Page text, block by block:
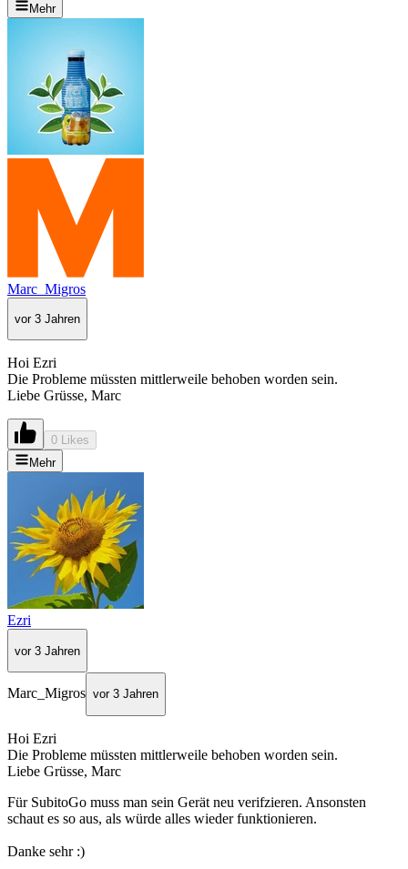
Mehr
Marc_Migros
vor 3 Jahren
Hoi Ezri
Die Probleme müssten mittlerweile behoben worden sein.
Liebe Grüsse, Marc
0 Likes
Mehr
Ezri
vor 3 Jahren
Marc_Migros vor 3 Jahren
Hoi Ezri
Die Probleme müssten mittlerweile behoben worden sein.
Liebe Grüsse, Marc
Für SubitoGo muss man sein Gerät neu verifzieren. Ansonsten
schaut es so aus, als würde alles wieder funktionieren.
Danke sehr :)